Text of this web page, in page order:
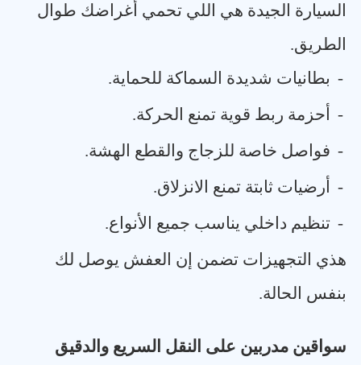
السيارة الجيدة هي اللي تحمي أغراضك طوال
الطريق.
- بطانيات شديدة السماكة للحماية.
-
أحزمة ربط قوية تمنع الحركة.
- فواصل خاصة للزجاج والقطع الهشة.
-
أرضيات ثابتة تمنع الانزلاق.
- تنظيم داخلي يناسب جميع الأنواع.
هذي التجهيزات تضمن إن العفش يوصل لك
بنفس الحالة.
سواقين مدربين على النقل السريع والدقيق